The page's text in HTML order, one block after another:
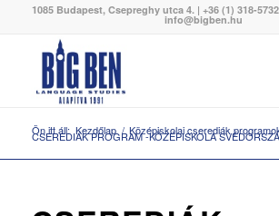
1085 Budapest, Csepreghy utca 4. | +36 (1) 318-
info@bigben.hu
Ön itt áll: Kezdőlap / Középiskolai cserediák
CSEREDIÁK PROGRAM -KÖZÉPISKOLA